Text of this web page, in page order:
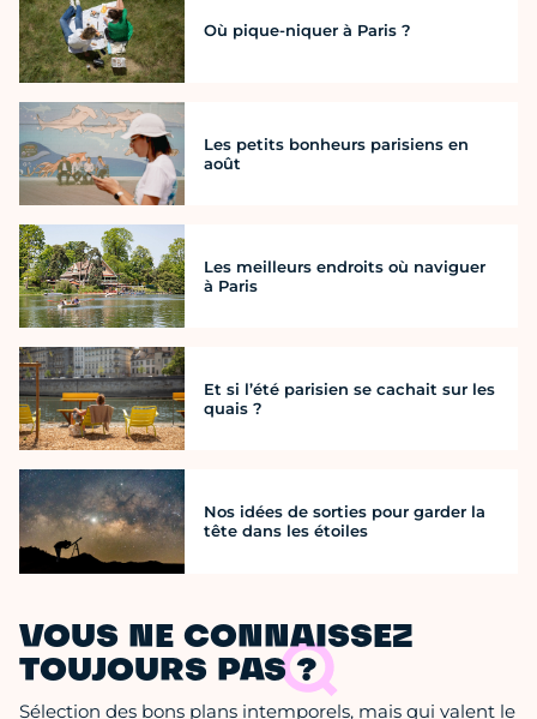
Où pique-niquer à Paris ?
Les petits bonheurs parisiens en
août
Les meilleurs endroits où naviguer
à Paris
Et si l’été parisien se cachait sur les
quais ?
Nos idées de sorties pour garder la
tête dans les étoiles
VOUS NE CONNAISSEZ
TOUJOURS PAS ?
Sélection des bons plans intemporels, mais qui valent le